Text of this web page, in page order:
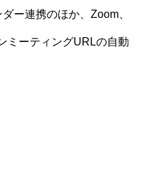
ー連携のほか、Zoom、
ミーティングURLの自動